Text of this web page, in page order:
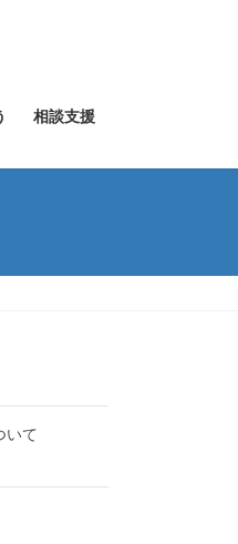
相談支援
いて